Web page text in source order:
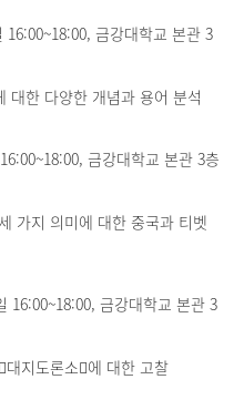
금강대학교 본관 3
대한 다양한 개념과 용어 분석
금강대학교 본관 3층
가지 의미에 대한 중국과 티벳
16:00~18:00, 금강대학교 본관 3
지도론소󰡕에 대한 고찰